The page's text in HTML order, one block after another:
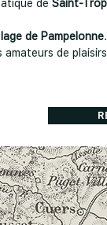
de Saint-
lage de Pampelonne
de